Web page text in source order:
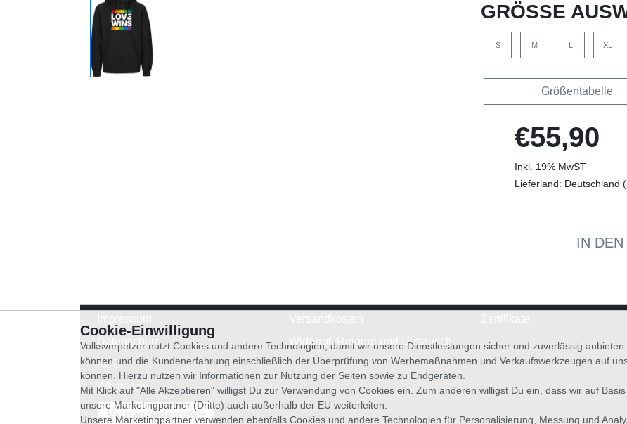
GRÖSSE
S M L XL
Größentabelle
€55,90
Inkl. 19% MwST
Lieferland: Deutschland (
IN
Datenschutz
AGB
WhatsApp
Widerruf, Retoure und Umtausch
Vertrag widerrufen
Cookie-Einwilligung
Volksverpetzer nutzt Cookies und andere Technologien, damit wir unsere Dienstleistungen sicher und zuverlässig
können und die Kundenerfahrung einschließlich der Überprüfung von Werbemaßnahmen und Verkaufswerkzeugen auf
können. Hierzu nutzen wir Informationen zur Nutzung der Seiten sowie zu Endgeräten.
Mit Klick auf "Alle Akzeptieren" willigst Du zur Verwendung von Cookies ein. Zum anderen willigst Du ein, dass wir auf
unsere Marketingpartner (Dritte) auch außerhalb der EU weiterleiten.
Unsere Marketingpartner verwenden ebenfalls Cookies und andere Technologien für Personalisierung, Messung und